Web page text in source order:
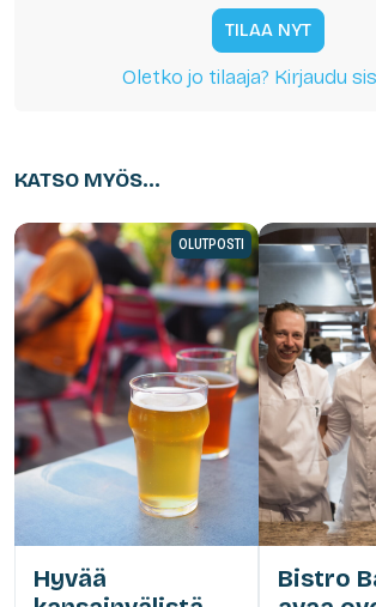
TILAA NYT
Oletko jo tilaaja? Kirjaudu
KATSO MYÖS...
OLUTPOSTI
Hyvää
Bistro